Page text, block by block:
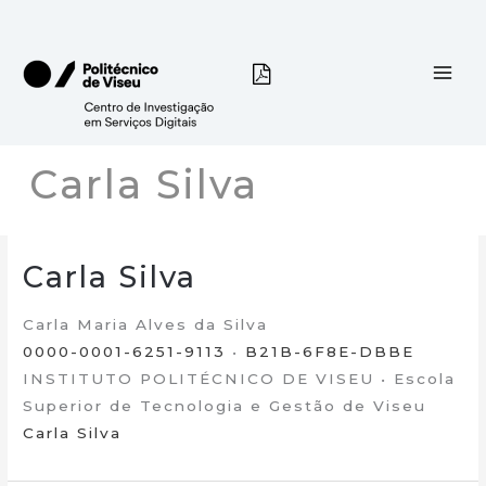
content
Carla Silva
Carla Silva
Carla Maria Alves da Silva
0000-0001-6251-9113
• B21B-6F8E-DBBE
INSTITUTO POLITÉCNICO DE VISEU • Escola
Superior de Tecnologia e Gestão de Viseu
Carla Silva